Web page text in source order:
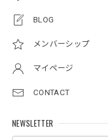
BLOG
メンバーシップ
マイページ
CONTACT
NEWSLETTER